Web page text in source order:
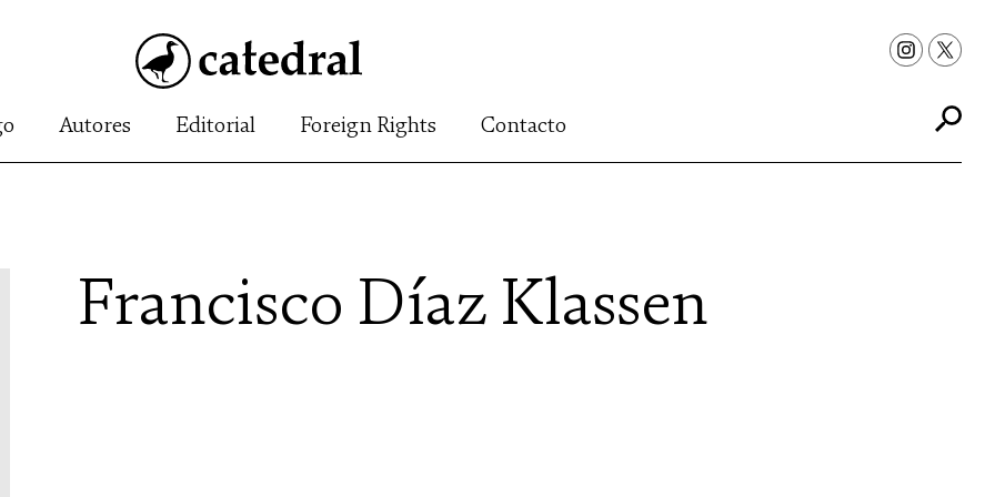
Autores Editorial Foreign Rights Contacto
Francisco Díaz Klassen